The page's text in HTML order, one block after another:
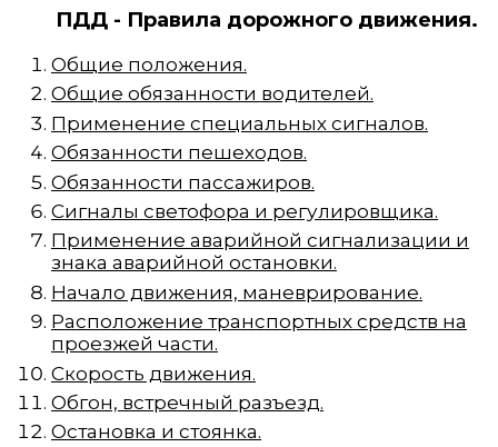
ПДД - Правила дорожного движения.
Общие положения.
Общие обязанности водителей.
Применение специальных сигналов.
Обязанности пешеходов.
Обязанности пассажиров.
Сигналы светофора и регулировщика.
Применение аварийной сигнализации и
знака аварийной остановки.
Начало движения, маневрирование.
Расположение транспортных средств на
проезжей части.
Скорость движения.
Обгон, встречный разъезд.
Остановка и стоянка.